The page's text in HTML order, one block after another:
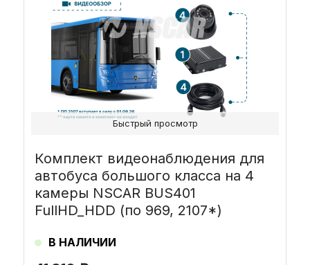
Комплект видеонаблюдения для
автобуса большого класса на 4
камеры NSCAR BUS401
FullHD_HDD (по 969, 2107*)
В НАЛИЧИИ
Быстрый просмотр